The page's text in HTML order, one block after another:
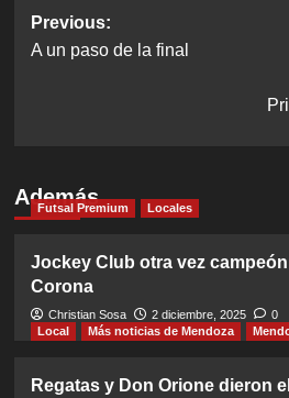
Post
navigation
Previous:
A un paso de la final
Además
Futsal Premium Locales
Jockey Club otra vez
Corona
Christian Sosa 2 diciembre, 2025
0
Local
Más noticias de Mendoza
Regatas y Don Orione dieron